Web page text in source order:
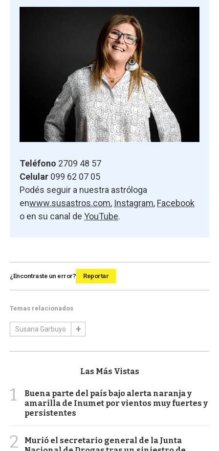
Teléfono 2709 48 57
Celular 099 62 07 05
Podés seguir a nuestra astróloga
enwww.susastros.com, Instagram, Facebook
o en su canal de YouTube.
¿Encontraste un error? Reportar
Temas relacionados
Susana Garbuyo
Las Más Vistas
1
Buena parte del país bajo alerta naranja y
amarilla de Inumet por vientos muy fuertes y
persistentes
2
Murió el secretario general de la Junta